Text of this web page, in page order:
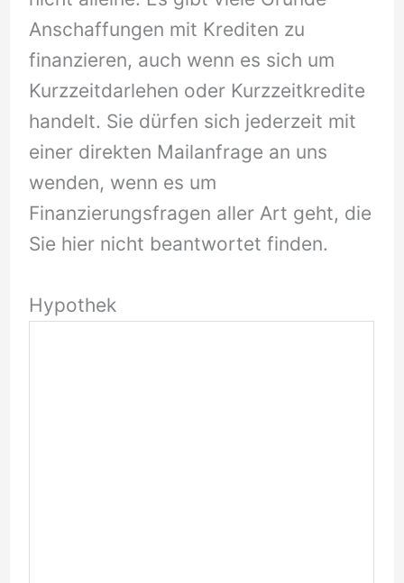
Anschaffungen mit Krediten zu
finanzieren, auch wenn es sich um
Kurzzeitdarlehen oder Kurzzeitkredite
handelt. Sie dürfen sich jederzeit mit
einer direkten Mailanfrage an uns
wenden, wenn es um
Finanzierungsfragen aller Art geht, die
Sie hier nicht beantwortet finden.
Hypothek